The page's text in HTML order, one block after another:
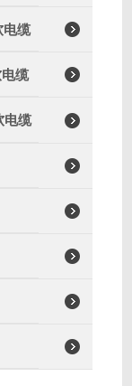
电缆
缆
电缆